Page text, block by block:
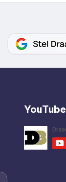
YouTube